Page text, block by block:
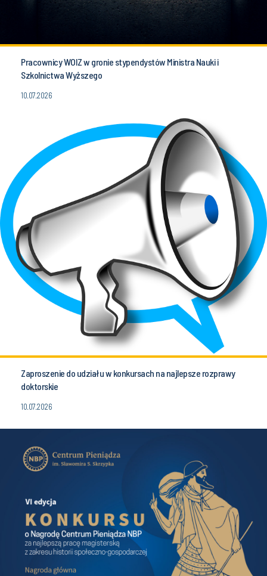
Pracownicy WOIZ w gronie stypendystów Ministra Nauki i
Szkolnictwa Wyższego
10.07.2026
Zaproszenie do udziału w konkursach na najlepsze rozprawy
doktorskie
10.07.2026